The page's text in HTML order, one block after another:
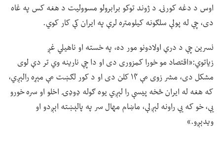
اوس د دغه کورنۍ د ژوند توکو برابرولو مسوولیت د هغه کس په غاه
دی، چې له پولې سلګونه کیلومتره لرې په ایران کې کار کوي.
نسرین چې د درې اولادونو مور ده، په خسته او ناهیلي غږ
زیاتوي:«اقتصاد مو خورا کمزوری دی او دا چې نارینه وي تر دې لوی
مشکل دی، مشر زوی مې ۱۴ کلن دی او د کور لګښت مې مېړه رالېږي،
که هغه له ایران څخه پیسې را لېږي یوه ګوله ډوډۍ اخلو او سره خورو
یې، خو که یې راونه لېږلې، ماښام مهال سر په پالېښته اېږدو او
ویدېږو.»